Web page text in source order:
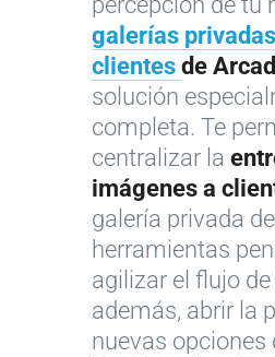
galerías
clientes de
solución
completa. Te
centralizar la
imágenes a
galería privada
herramientas
agilizar el flujo de
además, abrir la
nuevas opciones